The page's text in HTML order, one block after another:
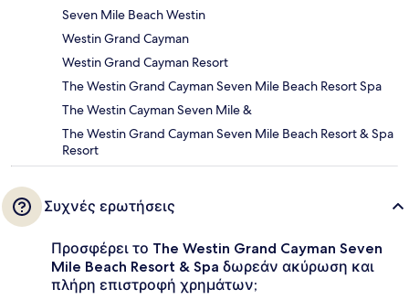
Seven Mile Beach Westin
Westin Grand Cayman
Westin Grand Cayman Resort
The Westin Grand Cayman Seven Mile Beach Resort Spa
The Westin Cayman Seven Mile &
The Westin Grand Cayman Seven Mile Beach Resort & Spa
Resort
Συχνές ερωτήσεις
Προσφέρει το The Westin Grand Cayman Seven
Mile Beach Resort & Spa δωρεάν ακύρωση και
πλήρη επιστροφή χρημάτων;